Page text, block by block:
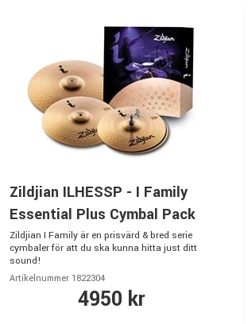
Zildjian ILHESSP - I Family
Essential Plus Cymbal Pack
Zildjian I Family är en prisvärd & bred serie
cymbaler för att du ska kunna hitta just ditt
sound!
Artikelnummer 1822304
4950 kr